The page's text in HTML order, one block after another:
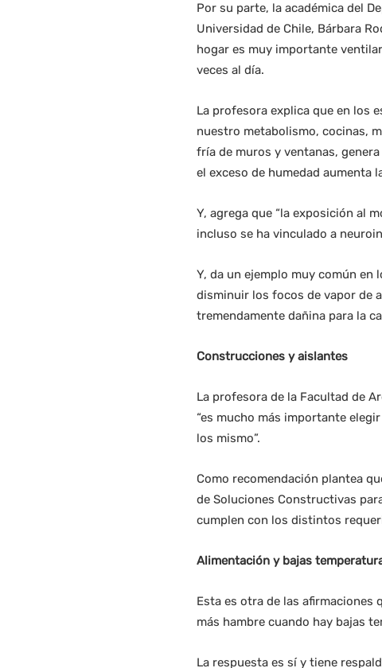
Por su parte, la académica del
Universidad de Chile, Bárbara
hogar es muy importante
veces al día.
La profesora explica que en los
nuestro metabolismo, cocinas,
fría de muros y ventanas,
el exceso de humedad aumenta
Y, agrega que “la exposición al
incluso se ha vinculado a
Y, da un ejemplo muy común
disminuir los focos de vapor de
tremendamente dañina para la
Construcciones y aislantes
La profesora de la Facultad de
“es mucho más importante
los mismo”.
Como recomendación plantea
de Soluciones Constructivas
cumplen con los distintos
Alimentación y bajas
Esta es otra de las afirmaciones
más hambre cuando hay bajas
La respuesta es sí y tiene